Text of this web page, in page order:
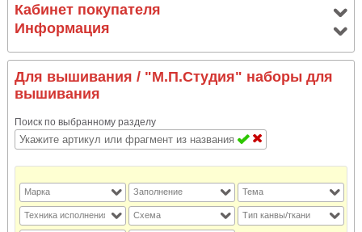
Кабинет покупателя
Информация
Для вышивания / "М.П.Студия" наборы для
вышивания
Поиск по выбранному разделу
Марка Заполнение Тема
Техника исполнения Схема Тип канвы/ткани